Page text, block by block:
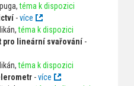
téma k dispozici
-více
téma k dispozici
pro lineární svařování-
téma k dispozici
-více